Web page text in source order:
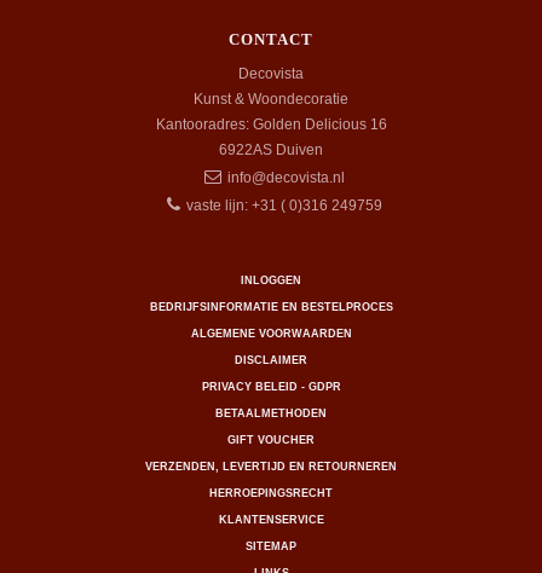
CONTACT
Decovista
Kunst & Woondecoratie
Kantooradres: Golden Delicious 16
6922AS Duiven
info@decovista.nl
vaste lijn: +31 ( 0)316 249759
INLOGGEN
BEDRIJFSINFORMATIE EN BESTELPROCES
ALGEMENE VOORWAARDEN
DISCLAIMER
PRIVACY BELEID - GDPR
BETAALMETHODEN
GIFT VOUCHER
VERZENDEN, LEVERTIJD EN RETOURNEREN
HERROEPINGSRECHT
KLANTENSERVICE
SITEMAP